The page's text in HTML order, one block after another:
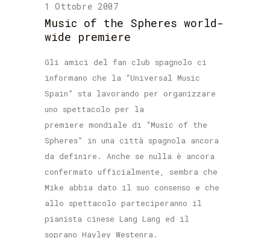
1 Ottobre 2007
Music of the Spheres world-
wide premiere
Gli amici del fan club spagnolo ci
informano che la “Universal Music
Spain” sta lavorando per organizzare
uno spettacolo per la
premiere mondiale di “Music of the
Spheres” in una città spagnola ancora
da definire. Anche se nulla è ancora
confermato ufficialmente, sembra che
Mike abbia dato il suo consenso e che
allo spettacolo parteciperanno il
pianista cinese Lang Lang ed il
soprano Hayley Westenra .